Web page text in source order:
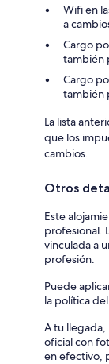
Wifi en
a
Cargo
también
Cargo
también
La lista
que los
cambios.
Otros
Este
profesional.
vinculada a
profesión.
Puede
la política
A tu
oficial con
en efectivo,